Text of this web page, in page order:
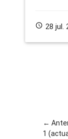
schedule 28 jul.
←
1